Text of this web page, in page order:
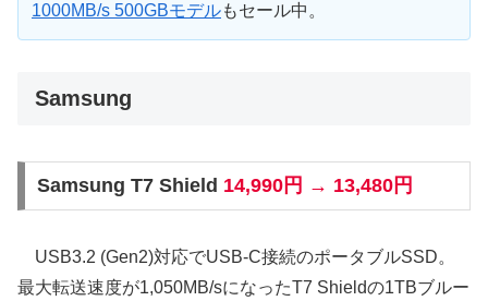
1000MB/s 500GBモデルもセール中。
Samsung
Samsung T7 Shield 14,990円 → 13,480円
USB3.2 (Gen2)対応でUSB-C接続のポータブルSSD。
最大転送速度が1,050MB/sになったT7 Shieldの1TBブルー